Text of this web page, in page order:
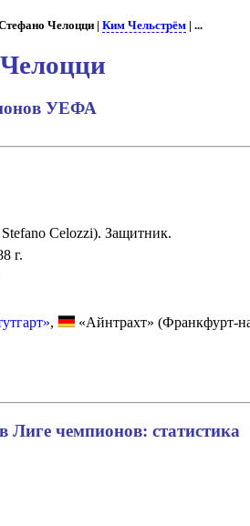
Челоцци | Ким Чельстрём| ...
УЕФА
Celozzi). Защитник.
г.
, «Айнтрахт» (Франкфурт-
Лиге чемпионов: статистика